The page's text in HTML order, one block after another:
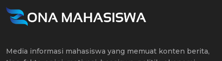
Media informasi mahasiswa yang memuat konten berita,